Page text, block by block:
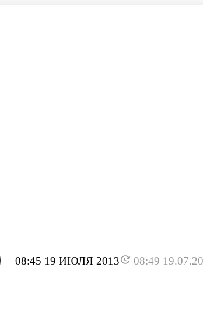
08:45 19 ИЮЛЯ 2013 08:49